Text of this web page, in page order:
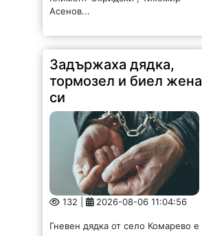
Асенов...
Задържаха дядка,
тормозел и биел жена
си
132 | 2026-08-06 11:04:56
Гневен дядка от село Комарево е